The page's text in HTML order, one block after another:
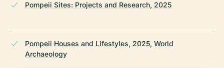
Pompeii Sites: Projects and Research, 2025
Pompeii Houses and Lifestyles, 2025, World
Archaeology